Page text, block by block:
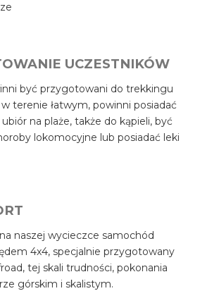
UCZESTNIKÓW
być przygotowani do trekkingu
w terenie łatwym, powinni posiadać
na plaże, także do kąpieli, być
lokomocyjne lub posiadać leki
naszej wycieczce samochód
4x4, specjalnie przygotowany
tej skali trudności, pokonania
górskim i skalistym.